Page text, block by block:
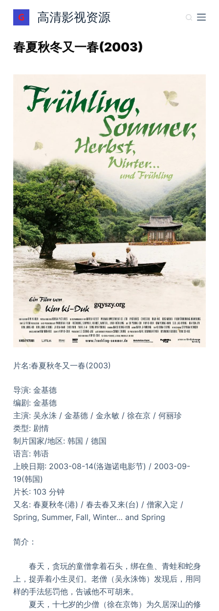
跳
过
容
高清影视资源
春夏秋冬又一春(2003)
片名:春夏秋冬又一春(2003)
导演: 金基德
编剧: 金基德
主演: 吴永洙 / 金基德 / 金永敏 / 徐在京 / 何丽珍
类型: 剧情
制片国家/地区: 韩国 / 德国
语言: 韩语
上映日期: 2003-08-14(洛迦诺电影节) / 2003-09-
19(韩国)
片长: 103 分钟
又名: 春夏秋冬(港) / 春去春又来(台) / 僧家入定 /
Spring, Summer, Fall, Winter… and Spring
简介：
春天，贪玩的童僧拿着石头，绑在鱼、青蛙和蛇身
上，捉弄着小生灵们。老僧（吴永洙饰）发现后，用同
样的手法惩罚他，告诫他不可胡来。
夏天，十七岁的少僧（徐在京饰）为久居深山的修